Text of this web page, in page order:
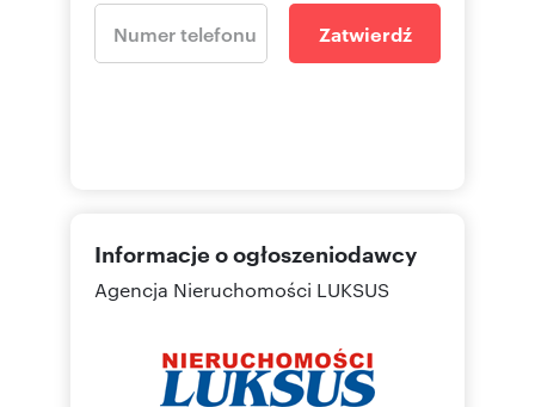
Zatwierdź
Informacje o ogłoszeniodawcy
Agencja Nieruchomości LUKSUS